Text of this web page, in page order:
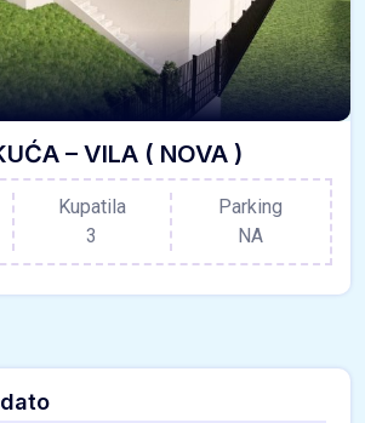
– VILA ( NOVA )
Kupatila
3
Parking
NA